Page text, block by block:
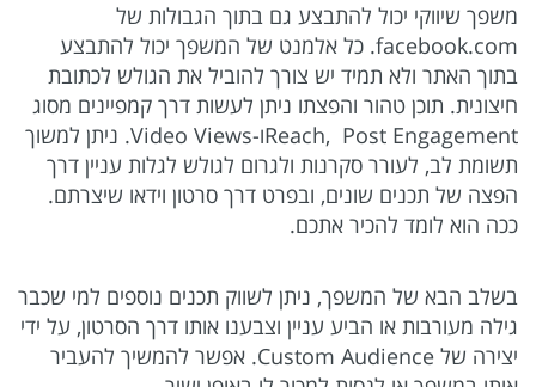
משפך שיווקי יכול להתבצע גם בתוך הגבולות של
facebook.com. כל אלמנט של המשפך יכול להתבצע
בתוך האתר ולא תמיד יש צורך להוביל את הגולש לכתובת
חיצונית. תוכן טהור והפצתו ניתן לעשות דרך קמפיינים מסוג
Reach, Post Engagementו-Video Views. ניתן למשוך
תשומת לב, לעורר סקרנות ולגרום לגולש לגלות עניין דרך
הפצה של תכנים שונים, ובפרט דרך סרטון וידאו שיצרתם.
ככה הוא לומד להכיר אתכם.
בשלב הבא של המשפך, ניתן לשווק תכנים נוספים למי שכבר
גילה מעורבות או הביע עניין וצבענו אותו דרך הסרטון, על ידי
יצירה של Custom Audience. אפשר להמשיך להעביר